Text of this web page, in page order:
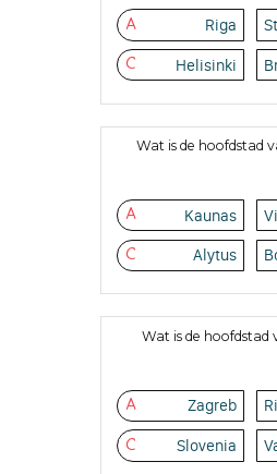
A Riga
C Helisinki
Wat is de hoofdstad
A Kaunas
C Alytus
Wat is de hoofdstad
A Zagreb
C Slovenia